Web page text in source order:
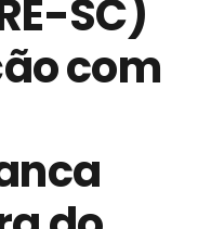
SC)
com